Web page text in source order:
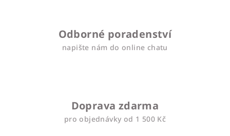
Odborné poradenství
napište nám do online chatu
Doprava zdarma
pro objednávky od 1 500 Kč